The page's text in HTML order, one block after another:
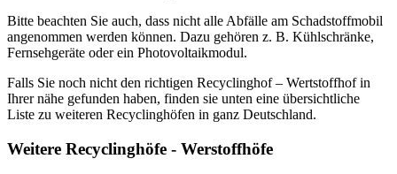
Bitte beachten Sie auch, dass nicht alle Abfälle am Schadstoffmobil
angenommen werden können. Dazu gehören z. B. Kühlschränke,
Fernsehgeräte oder ein Photovoltaikmodul.
Falls Sie noch nicht den richtigen Recyclinghof – Wertstoffhof in
Ihrer nähe gefunden haben, finden sie unten eine übersichtliche
Liste zu weiteren Recyclinghöfen in ganz Deutschland.
Weitere Recyclinghöfe - Werstoffhöfe